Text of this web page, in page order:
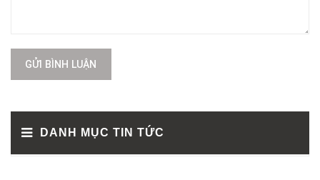
DANH MỤC TIN TỨC
GỬI BÌNH LUẬN